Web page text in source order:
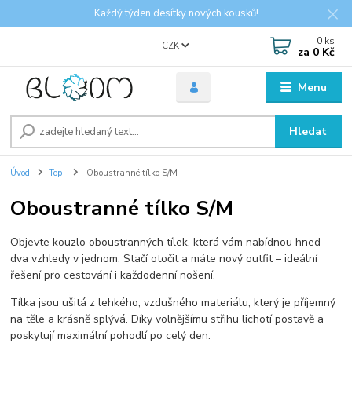
Každý týden desítky nových kousků!
Menu
CZK
Hledat
0 ks
za 0 Kč
Úvod Top Oboustranné tílko S/M
Oboustranné tílko S/M
Objevte kouzlo oboustranných tílek, která vám nabídnou hned
dva vzhledy v jednom. Stačí otočit a máte nový outfit – ideální
řešení pro cestování i každodenní nošení.
Tílka jsou ušitá z lehkého, vzdušného materiálu, který je příjemný
na těle a krásně splývá. Díky volnějšímu střihu lichotí postavě a
poskytují maximální pohodlí po celý den.